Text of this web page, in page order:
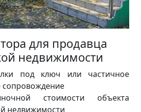
для продавца
недвижимости
под ключ или частичное
сопровождение
стоимости объекта
недвижимости